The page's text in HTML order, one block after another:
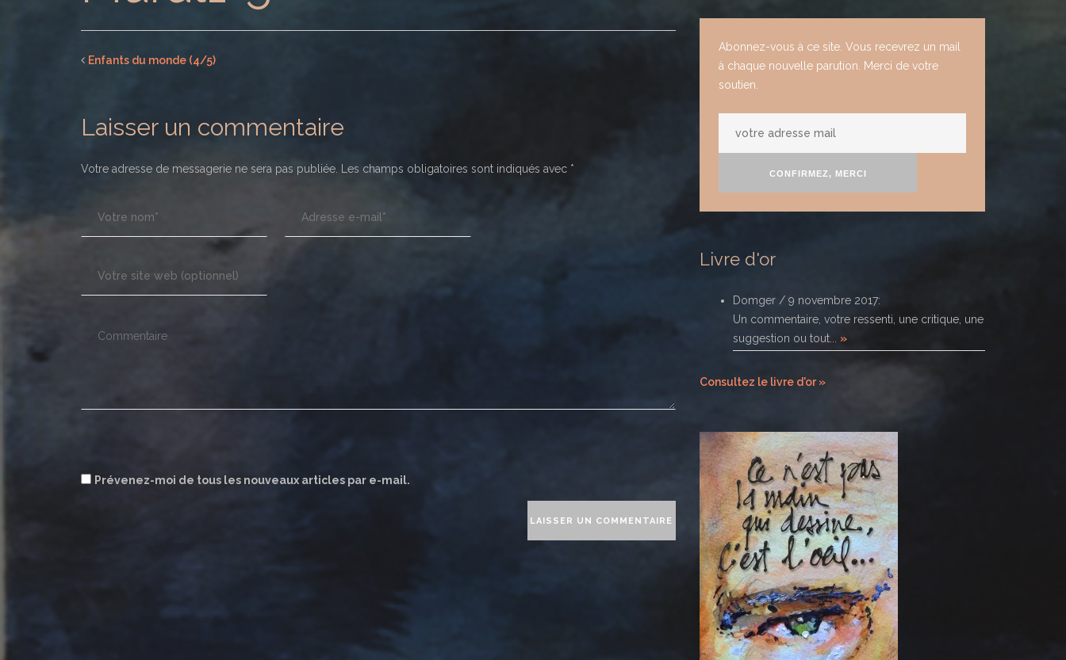
Enfants du monde (4/5)
Laisser un commentaire
Votre adresse de messagerie ne sera pas publiée. Les champs obligatoires sont indiqués avec *
Prévenez-moi de tous les nouveaux articles par e-mail.
Abonnez-vous à ce site. Vous recevrez un mail
à chaque nouvelle parution. Merci de votre
soutien.
adresse
CONFIRMEZ, MERCI
Livre d'or
Domger / 9 novembre 2017:
Un commentaire, votre ressenti, une critique, une
suggestion ou tout... »
Consultez le livre d'or »